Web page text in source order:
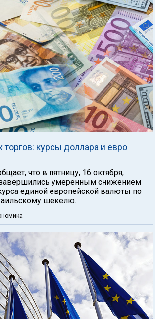
торгов: курсы доллара и евро
что в пятницу, 16 октября,
умеренным снижением
единой европейской валюты по
шекелю.